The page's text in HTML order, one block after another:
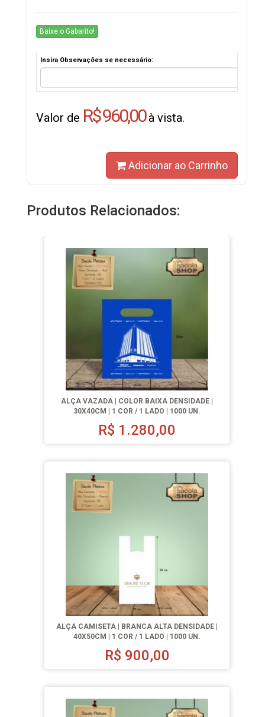
Baixe o Gabarito!
Insira Observações se necessário:
Valor de R$ 960,00à vista.
Adicionar ao Carrinho
Produtos Relacionados:
ALÇA VAZADA | COLOR BAIXA DENSIDADE |
30X40CM | 1 COR / 1 LADO | 1000 UN.
R$ 1.280,00
ALÇA CAMISETA | BRANCA ALTA DENSIDADE |
40X50CM | 1 COR / 1 LADO | 1000 UN.
R$ 900,00